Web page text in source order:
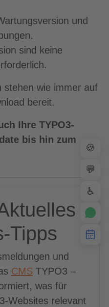
und
sind keine
stehen wie immer auf
bereit.
Ihre TYPO3-
bis hin zum
Tipps
und
CMS TYPO3 –
was für
Websites relevant
🍪
💬
♿